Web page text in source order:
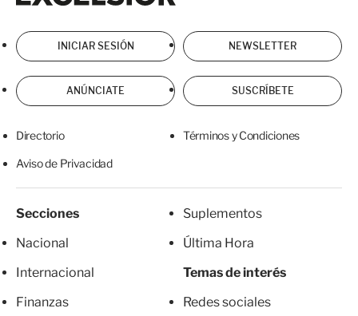
INICIAR SESIÓN NEWSLETTER
ANÚNCIATE SUSCRÍBETE
Directorio Términos y Condiciones
Aviso de Privacidad
Secciones
Nacional
Internacional
Finanzas
Suplementos
Última Hora
Temas de interés
Redes sociales